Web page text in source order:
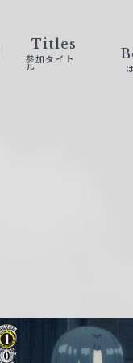
Titles
参加タイト
ル